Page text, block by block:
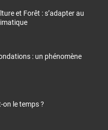
et Forêt : s’adapter au
: un phénomène
le temps ?